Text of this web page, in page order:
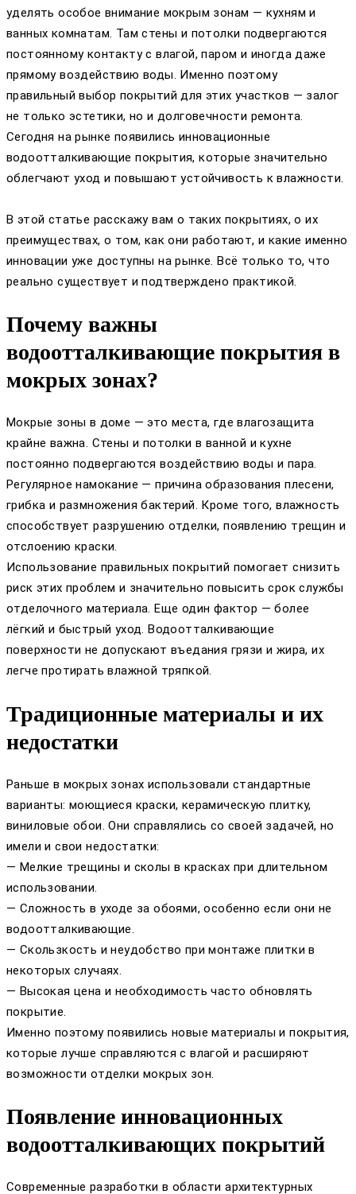
уделять особое внимание мокрым зонам — кухням и
ванных комнатам. Там стены и потолки подвергаются
постоянному контакту с влагой, паром и иногда даже
прямому воздействию воды. Именно поэтому
правильный выбор покрытий для этих участков — залог
не только эстетики, но и долговечности ремонта.
Сегодня на рынке появились инновационные
водоотталкивающие покрытия, которые значительно
облегчают уход и повышают устойчивость к влажности.
В этой статье расскажу вам о таких покрытиях, о их
преимуществах, о том, как они работают, и какие именно
инновации уже доступны на рынке. Всё только то, что
реально существует и подтверждено практикой.
Почему важны
водоотталкивающие покрытия в
мокрых зонах?
Мокрые зоны в доме — это места, где влагозащита
крайне важна. Стены и потолки в ванной и кухне
постоянно подвергаются воздействию воды и пара.
Регулярное намокание — причина образования плесени,
грибка и размножения бактерий. Кроме того, влажность
способствует разрушению отделки, появлению трещин и
отслоению краски.
Использование правильных покрытий помогает снизить
риск этих проблем и значительно повысить срок службы
отделочного материала. Еще один фактор — более
лёгкий и быстрый уход. Водоотталкивающие
поверхности не допускают въедания грязи и жира, их
легче протирать влажной тряпкой.
Традиционные материалы и их
недостатки
Раньше в мокрых зонах использовали стандартные
варианты: моющиеся краски, керамическую плитку,
виниловые обои. Они справлялись со своей задачей, но
имели и свои недостатки:
— Мелкие трещины и сколы в красках при длительном
использовании.
— Сложность в уходе за обоями, особенно если они не
водоотталкивающие.
— Скользкость и неудобство при монтаже плитки в
некоторых случаях.
— Высокая цена и необходимость часто обновлять
покрытие.
Именно поэтому появились новые материалы и покрытия,
которые лучше справляются с влагой и расширяют
возможности отделки мокрых зон.
Появление инновационных
водоотталкивающих покрытий
Современные разработки в области архитектурных